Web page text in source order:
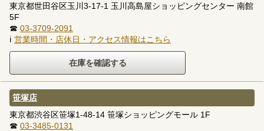
東京都世田谷区玉川3-17-1 玉川高島屋ショッピングセンター 南館
5F
☎ 03-3709-2091
ℹ 営業時間・店休日・アクセス情報はこちら
笹塚店
東京都渋谷区笹塚1-48-14 笹塚ショッピングモール 1F
☎ 03-3485-0131